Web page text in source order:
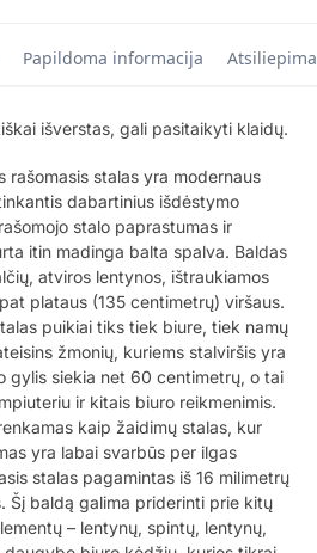
Papildoma informacija
išverstas, gali pasitaikyti klaidų.
rašomasis stalas yra modernaus
dabartinius išdėstymo
stalo paprastumas ir
itin madinga balta spalva. Baldas
atviros lentynos, ištraukiamos
plataus (135 centimetrų) viršaus.
puikiai tiks tiek biure, tiek namų
žmonių, kuriems stalviršis yra
gylis siekia net 60 centimetrų, o tai
ir kitais biuro reikmenimis.
kaip žaidimų stalas, kur
yra labai svarbūs per ilgas
stalas pagamintas iš 16 milimetrų
Šį baldą galima priderinti prie kitų
– lentynų, spintų, lentynų,